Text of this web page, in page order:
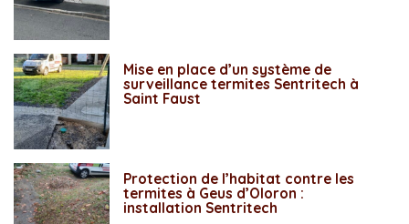
Mise en place d’un système de
surveillance termites Sentritech à
Saint Faust
Protection de l’habitat contre les
termites à Geus d’Oloron :
installation Sentritech